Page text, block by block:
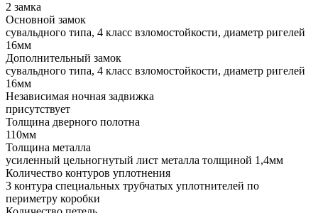
2 замка
Основной замок
сувальдного типа, 4 класс взломостойкости, диаметр ригелей
16мм
Дополнительный замок
сувальдного типа, 4 класс взломостойкости, диаметр ригелей
16мм
Независимая ночная задвижка
присутствует
Толщина дверного полотна
110мм
Толщина металла
усиленный цельногнутый лист металла толщиной 1,4мм
Количество контуров уплотнения
3 контура специальных трубчатых уплотнителей по
периметру коробки